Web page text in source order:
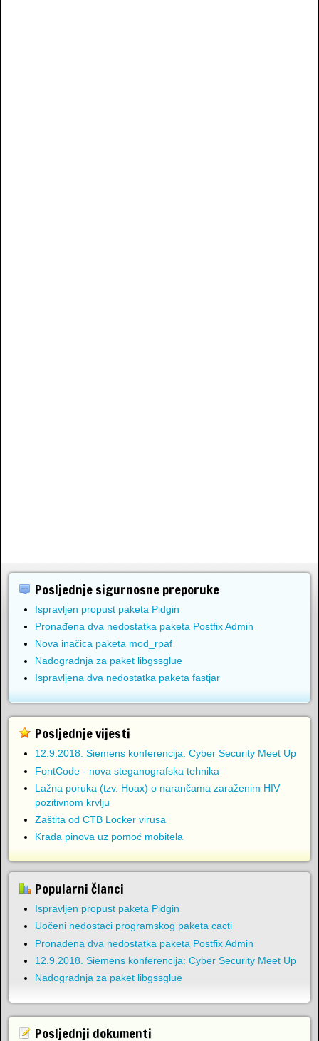
Posljednje sigurnosne preporuke
Ispravljen propust paketa Pidgin
Pronađena dva nedostatka paketa Postfix Admin
Nova inačica paketa mod_rpaf
Nadogradnja za paket libgssglue
Ispravljena dva nedostatka paketa fastjar
Posljednje vijesti
12.9.2018. Siemens konferencija: Cyber Security Meet Up
FontCode - nova steganografska tehnika
Lažna poruka (tzv. Hoax) o narančama zaraženim HIV
pozitivnom krvlju
Zaštita od CTB Locker virusa
Krađa pinova uz pomoć mobitela
Popularni članci
Ispravljen propust paketa Pidgin
Uočeni nedostaci programskog paketa cacti
Pronađena dva nedostatka paketa Postfix Admin
12.9.2018. Siemens konferencija: Cyber Security Meet Up
Nadogradnja za paket libgssglue
Posljednji dokumenti